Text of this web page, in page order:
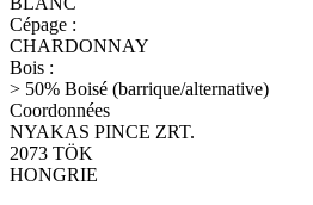
Cépage :
CHARDONNAY
Bois :
> 50% Boisé (barrique/alternative)
Coordonnées
NYAKAS PINCE ZRT.
2073 TÖK
HONGRIE